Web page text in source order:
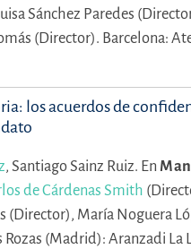
Sánchez Paredes
(Director). Barcelona:
los acuerdos de
, Santiago Sainz Ruiz. En
de Cárdenas Smith
(Director), María Noguera
Rozas (Madrid): Aranzadi La